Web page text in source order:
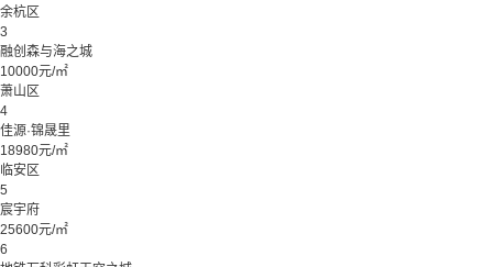
余杭区
3
融创森与海之城
10000元/㎡
萧山区
4
佳源·锦晟里
18980元/㎡
临安区
5
宸宇府
25600元/㎡
6